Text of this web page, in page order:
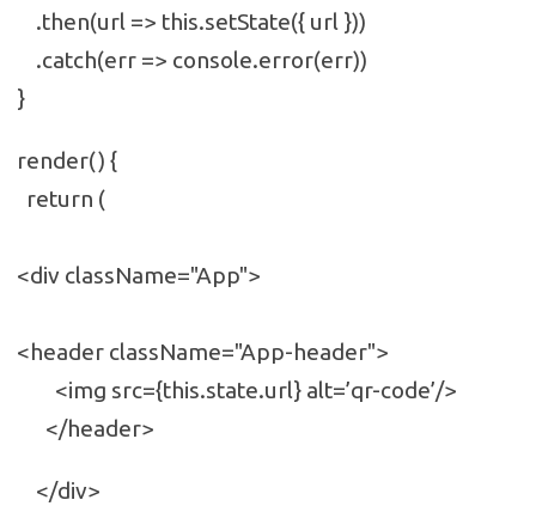
.then(url => this.setState({ url }))
.catch(err => console.error(err))
}
render() {
return (
<div className="App">
<header className="App-header">
<img src={this.state.url} alt=’qr-code’/>
</header>
</div>